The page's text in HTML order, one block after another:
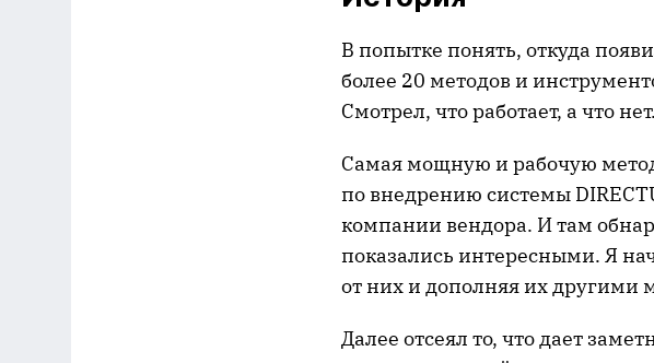
В попытке понять, откуда
более 20 методов и
Смотрел, что работает, а что
Самая мощную и рабочую
по внедрению системы
компании вендора. И там
показались интересными. Я
от них и дополняя их другими
Далее отсеял то, что дает